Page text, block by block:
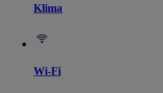
Klima
Wi-Fi